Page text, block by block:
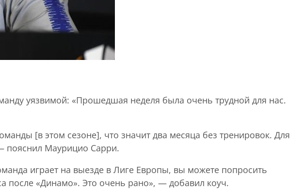
уязвимой: «Прошедшая неделя была очень трудной для нас.
[в этом сезоне], что значит два месяца без тренировок. Для
пояснил Маурицио Сарри.
играет на выезде в Лиге Европы, вы можете попросить
после «Динамо». Это очень рано», — добавил коуч.